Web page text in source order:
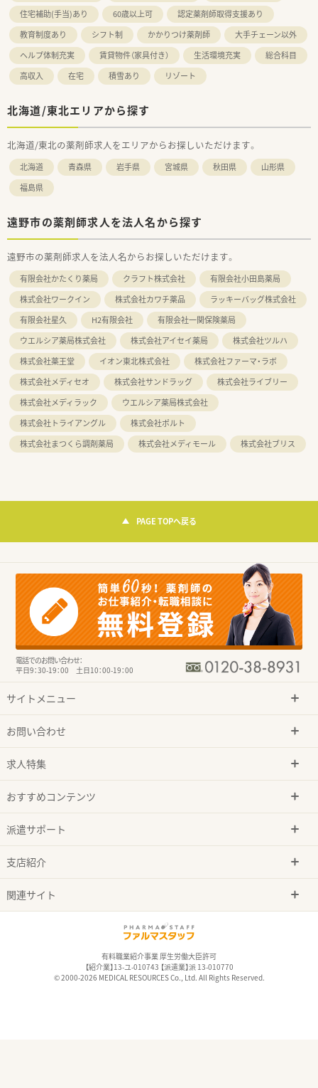
住宅補助(手当)あり
60歳以上可
認定薬剤師取得支援あり
教育制度あり
シフト制 かかりつけ薬剤師
大手チェーン以外
ヘルプ体制充実
賃貸物件（家具付き） 生活環境充実
総合科目
高収入
在宅 積雪あり リゾート
北海道/東北エリアから探す
北海道/東北の薬剤師求人をエリアからお探しいただけます。
北海道 青森県 岩手県 宮城県 秋田県
山形県
福島県
遠野市の薬剤師求人を法人名から探す
遠野市の薬剤師求人を法人名からお探しいただけます。
有限会社かたくり薬局 クラフト株式会社
有限会社小田島薬局
株式会社ワークイン
株式会社カワチ薬品
ラッキーバッグ株式会社
有限会社星久
H2有限会社
有限会社一関保険薬局
ウエルシア薬局株式会社
株式会社アイセイ薬局
株式会社ツルハ
株式会社薬王堂
イオン東北株式会社
株式会社ファーマ・ラボ
株式会社メディセオ
株式会社サンドラッグ
株式会社ライブリー
株式会社メディラック
ウエルシア薬局株式会社
株式会社トライアングル
株式会社ポルト
株式会社まつくら調剤薬局
株式会社メディモール 株式会社ブリス
PAGE TOPへ戻る
電話でのお問い合わせ：
平日9：30-19：00 土日10：00-19：00
サイトメニュー
お問い合わせ
求人特集
おすすめコンテンツ
派遣サポート
支店紹介
関連サイト
有料職業紹介事業 厚生労働大臣許可
【紹介業】13-ユ-010743 【派遣業】派 13-010770
© 2000-2026 MEDICAL RESOURCES Co., Ltd. All Rights Reserved.